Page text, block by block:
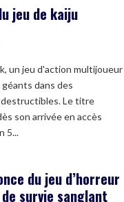
jeu de kaiju
un jeu d'action multijoueur
dans des
Le titre
son arrivée en accès
5...
du jeu d’horreur
survie sanglant